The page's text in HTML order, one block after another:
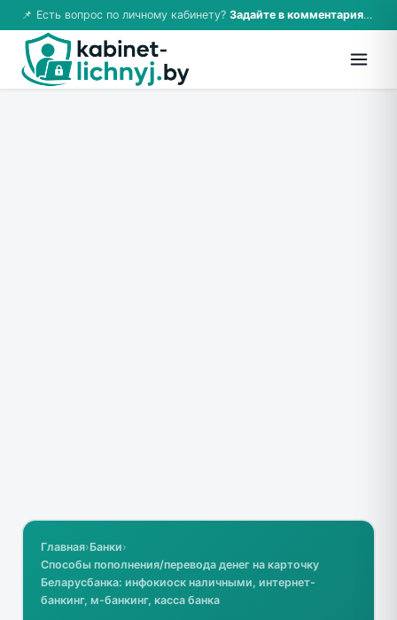
📌 Есть вопрос по личному кабинету? Задайте в комментариях — ответим!
Главная›Банки›
Способы пополнения/перевода денег на карточку
Беларусбанка: инфокиоск наличными, интернет-
банкинг, м-банкинг, касса банка